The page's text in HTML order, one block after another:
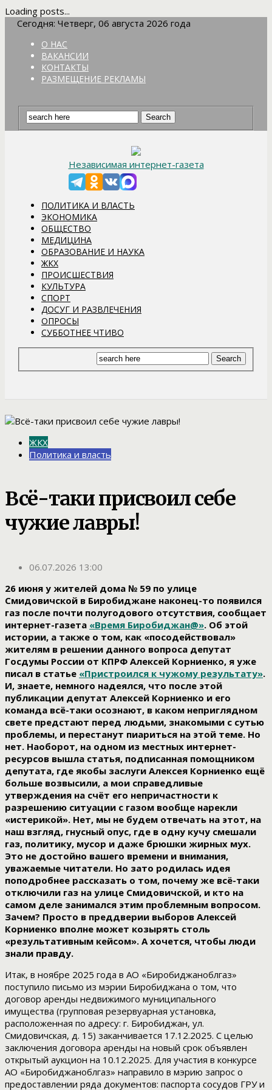
Loading posts...
Сегодня: Четверг, 06 августа 2026 года
О НАС
ВАКАНСИИ
КОНТАКТЫ
РАЗМЕЩЕНИЕ РЕКЛАМЫ
Независимая интернет-газета
ПОЛИТИКА И ВЛАСТЬ
ЭКОНОМИКА
ОБЩЕСТВО
МЕДИЦИНА
ОБРАЗОВАНИЕ И НАУКА
ЖКХ
ПРОИСШЕСТВИЯ
КУЛЬТУРА
СПОРТ
ДОСУГ И РАЗВЛЕЧЕНИЯ
ОПРОСЫ
СУББОТНЕЕ ЧТИВО
ЖКХ
Политика и власть
Всё-таки присвоил себе
чужие лавры!
06.07.2026 13:00
26 июня у жителей дома № 59 по улице
Смидовичской в Биробиджане наконец-то появился
газ после почти полугодового отсутствия, сообщает
интернет-газета «Время Биробиджан@». Об этой
истории, а также о том, как «посодействовал»
жителям в решении данного вопроса депутат
Госдумы России от КПРФ Алексей Корниенко, я уже
писал в статье «Пристроился к чужому результату».
И, знаете, немного надеялся, что после этой
публикации депутат Алексей Корниенко и его
команда всё-таки осознают, в каком неприглядном
свете предстают перед людьми, знакомыми с сутью
проблемы, и перестанут пиариться на этой теме. Но
нет. Наоборот, на одном из местных интернет-
ресурсов вышла статья, подписанная помощником
депутата, где якобы заслуги Алексея Корниенко ещё
больше возвысили, а мои справедливые
утверждения на счёт его непричастности к
разрешению ситуации с газом вообще нарекли
«истерикой». Нет, мы не будем отвечать на этот, на
наш взгляд, гнусный опус, где в одну кучу смешали
газ, политику, мусор и даже брюшки жирных мух.
Это не достойно вашего времени и внимания,
уважаемые читатели. Но зато родилась идея
поподробнее рассказать о том, почему же всё-таки
отключили газ на улице Смидовичской, и кто на
самом деле занимался этим проблемным вопросом.
Зачем? Просто в преддверии выборов Алексей
Корниенко вполне может козырять столь
«результативным кейсом». А хочется, чтобы люди
знали правду.
Итак, в ноябре 2025 года в АО «Биробиджаноблгаз»
поступило письмо из мэрии Биробиджана о том, что
договор аренды недвижимого муниципального
имущества (групповая резервуарная установка,
расположенная по адресу: г. Биробиджан, ул.
Смидовичская, д. 15) заканчивается 17.12.2025. С целью
заключения договора аренды на новый срок объявлен
открытый аукцион на 10.12.2025. Для участия в конкурсе
АО «Биробиджаноблгаз» направило в мэрию запрос о
предоставлении ряда документов: паспорта сосудов ГРУ и